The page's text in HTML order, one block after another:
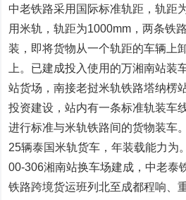
中老铁路采用国际标准轨距，轨距
用米轨，轨距为1000mm，两条铁
装，即将货物从一个轨距的车辆上
上。已建成投入使用的万湘南站装
站货场，南接老挝米轨铁路塔纳楞
投资建设，站内有一条标准轨装车
进行标准与米轨铁路间的货物装车
25辆泰国米轨货车，年装载能力为。
00-306湘南站换车场建成，中老泰
铁路跨境货运班列北至成都程响、